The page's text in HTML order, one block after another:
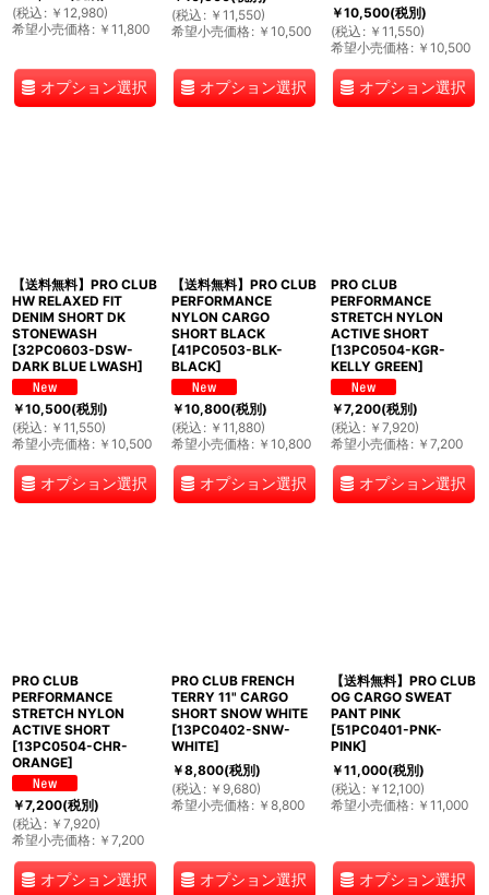
(税込 : ￥ 12,980)
希望小売価格: ￥ 11,800
オプション選択
(税込 : ￥ 11,550)
希望小売価格: ￥ 10,500
オプション選択
￥10,500(税別)
(税込 : ￥ 11,550)
希望小売価格: ￥ 10,500
オプション選択
【送料無料】PRO CLUB
HW RELAXED FIT
DENIM SHORT DK
STONEWASH
[32PC0603-DSW-
DARK BLUE LWASH]
￥10,500(税別)
(税込 : ￥ 11,550)
希望小売価格: ￥ 10,500
オプション選択
【送料無料】PRO CLUB
PERFORMANCE
NYLON CARGO
SHORT BLACK
[41PC0503-BLK-
BLACK]
￥10,800(税別)
(税込 : ￥ 11,880)
希望小売価格: ￥ 10,800
オプション選択
PRO CLUB
PERFORMANCE
STRETCH NYLON
ACTIVE SHORT
[13PC0504-KGR-
KELLY GREEN]
￥7,200(税別)
(税込 : ￥ 7,920)
希望小売価格: ￥ 7,200
オプション選択
PRO CLUB
PERFORMANCE
STRETCH NYLON
ACTIVE SHORT
[13PC0504-CHR-
ORANGE]
￥7,200(税別)
(税込 : ￥ 7,920)
希望小売価格: ￥ 7,200
オプション選択
PRO CLUB FRENCH
TERRY 11" CARGO
SHORT SNOW WHITE
[13PC0402-SNW-
WHITE]
￥8,800(税別)
(税込 : ￥ 9,680)
希望小売価格: ￥ 8,800
オプション選択
【送料無料】PRO CLUB
OG CARGO SWEAT
PANT PINK
[51PC0401-PNK-
PINK]
￥11,000(税別)
(税込 : ￥ 12,100)
希望小売価格: ￥ 11,000
オプション選択